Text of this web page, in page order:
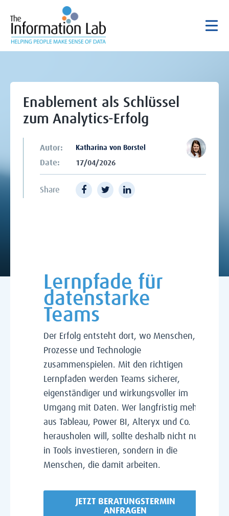
Enablement als Schlüssel
zum Analytics-Erfolg
Autor: Katharina von Borstel
Date: 17/04/2026
Share
Lernpfade für
datenstarke
Teams
Der Erfolg entsteht dort, wo Menschen,
Prozesse und Technologie
zusammenspielen. Mit den richtigen
Lernpfaden werden Teams sicherer,
eigenständiger und wirkungsvoller im
Umgang mit Daten. Wer langfristig mehr
aus Tableau, Power BI, Alteryx und Co.
herausholen will, sollte deshalb nicht nur
in Tools investieren, sondern in die
Menschen, die damit arbeiten.
JETZT BERATUNGSTERMIN
ANFRAGEN